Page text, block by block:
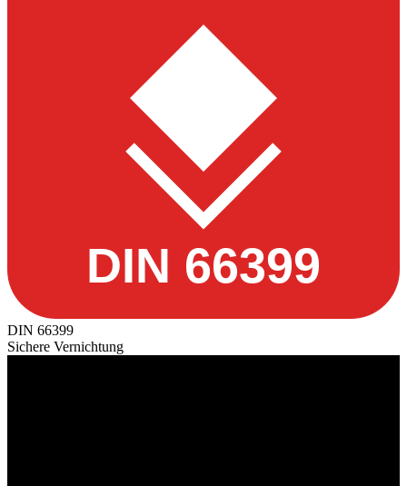
DIN 66399
DIN 66399
Sichere Vernichtung